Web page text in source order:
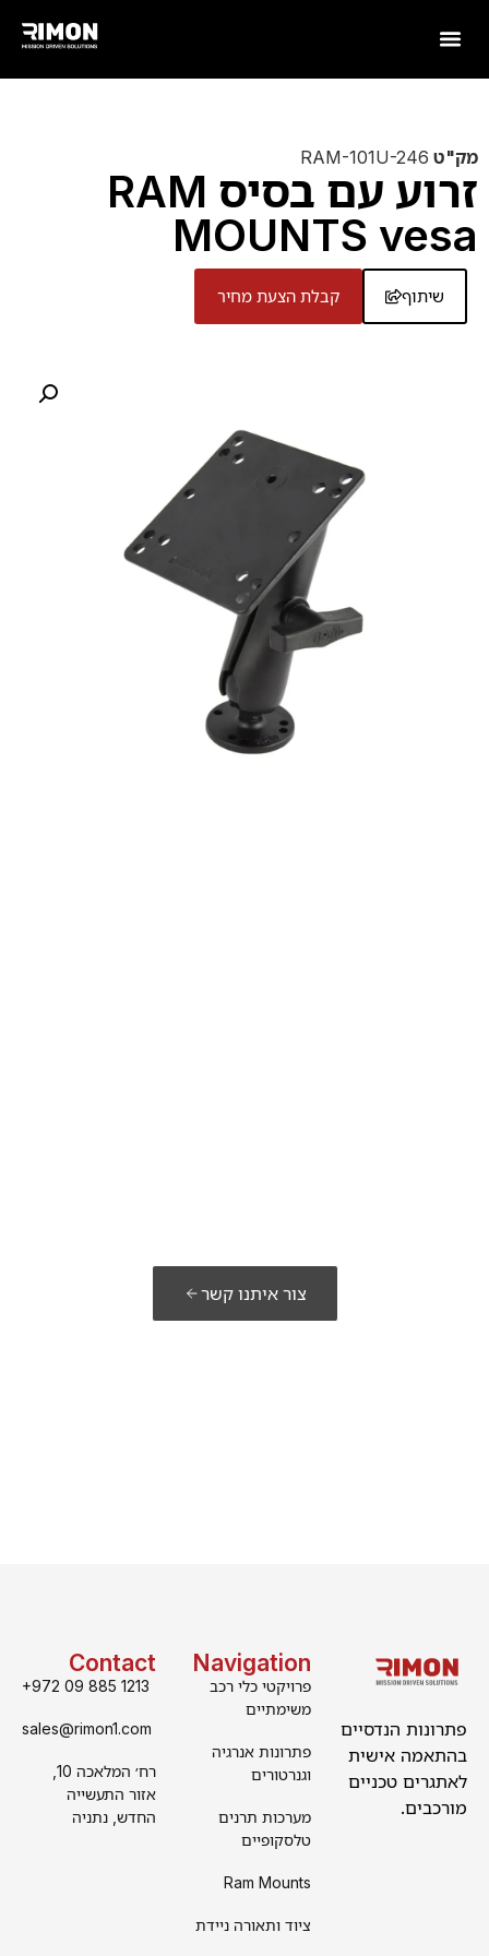
מק"ט RAM-101U-246
זרוע עם בסיס RAM
MOUNTS vesa
שיתוף קבלת הצעת מחיר
צור איתנו קשר
Contact
+972 09 885 1213
sales@rimon1.com
אזור התעשייה
החדש, נתניה
Navigation
פרויקטי כלי רכב
משימתיים
פתרונות אנרגיה
וגנרטורים
מערכות תרנים
טלסקופיים
Ram Mounts
ציוד ותאורה ניידת
פתרונות הנדסיים
בהתאמה אישית
לאתגרים טכניים
מורכבים.